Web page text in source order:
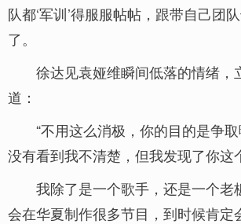
队都‘军训’得服服帖帖，跟带自己团
了。
徐达见袁娅维瞬间低落的情绪，
道：
“不用这么消极，你的目的是争
没有看到我不清楚，但我发现了你这
我除了是一个歌手，还是一个老
会在华夏制作很多节目，到时候肯定